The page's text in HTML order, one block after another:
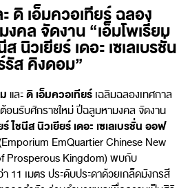
ดิ เอ็มควอเทียร์ ฉลอง
คล จัดงาน “เอ็มโพเรี่ยม
นิวเยียร์ เดอะ เซเลเบรชั่น
ส คิงดอม”
และดิ เอ็มควอเทียร์ เฉลิมฉลองเทศกาล
นรับศักราชใหม่ ปีฉลูมหามงคล จัดงาน
ไชนีส นิวเยียร์เดอะ เซเลเบรชั่น ออฟ
EmQuartier Chinese New
Prosperous Kingdom) พบกับ
11 เมตร ประดับประดาด้วยเกล็ดมังกรสี